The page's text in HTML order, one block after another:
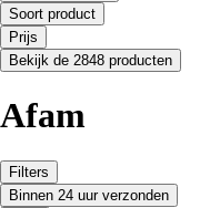
Soort product
Prijs
Bekijk de 2848 producten
Afam
Filters
Binnen 24 uur verzonden